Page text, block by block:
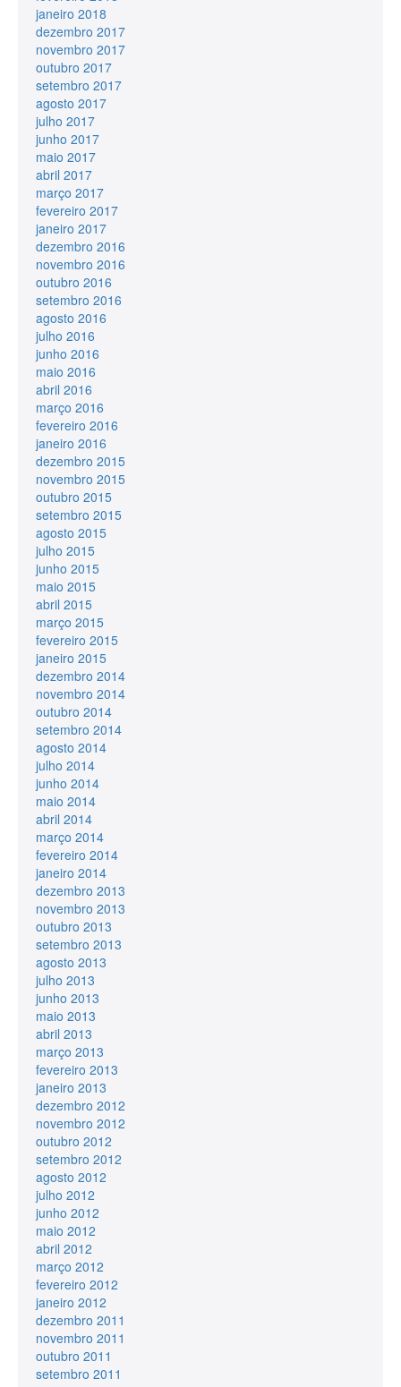
janeiro 2018
dezembro 2017
novembro 2017
outubro 2017
setembro 2017
agosto 2017
julho 2017
junho 2017
maio 2017
abril 2017
março 2017
fevereiro 2017
janeiro 2017
dezembro 2016
novembro 2016
outubro 2016
setembro 2016
agosto 2016
julho 2016
junho 2016
maio 2016
abril 2016
março 2016
fevereiro 2016
janeiro 2016
dezembro 2015
novembro 2015
outubro 2015
setembro 2015
agosto 2015
julho 2015
junho 2015
maio 2015
abril 2015
março 2015
fevereiro 2015
janeiro 2015
dezembro 2014
novembro 2014
outubro 2014
setembro 2014
agosto 2014
julho 2014
junho 2014
maio 2014
abril 2014
março 2014
fevereiro 2014
janeiro 2014
dezembro 2013
novembro 2013
outubro 2013
setembro 2013
agosto 2013
julho 2013
junho 2013
maio 2013
abril 2013
março 2013
fevereiro 2013
janeiro 2013
dezembro 2012
novembro 2012
outubro 2012
setembro 2012
agosto 2012
julho 2012
junho 2012
maio 2012
abril 2012
março 2012
fevereiro 2012
janeiro 2012
dezembro 2011
novembro 2011
outubro 2011
setembro 2011